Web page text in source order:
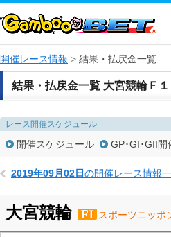
開催レース情報 結果・払戻金一覧
結果・払戻金一覧 大宮競輪Ｆ
レース開催スケジュール
開催スケジュール GP･GI･GII開
2019年09月02日の開催レース情報
大宮競輪 スポーツニッポ